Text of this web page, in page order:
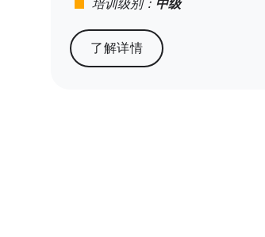
stop 培训级别： 中级
了解详情